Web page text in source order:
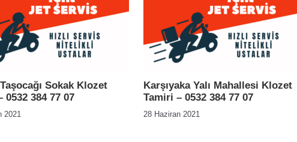
Sokak Klozet
0532 384 77 07
2021
Karşıyaka Yalı Mahallesi Klozet
Tamiri – 0532 384 77 07
28 Haziran 2021